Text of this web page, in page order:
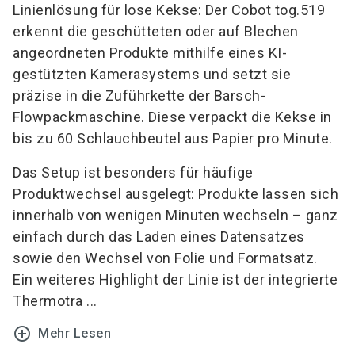
Linienlösung für lose Kekse: Der Cobot tog.519
erkennt die geschütteten oder auf Blechen
angeordneten Produkte mithilfe eines KI-
gestützten Kamerasystems und setzt sie
präzise in die Zuführkette der Barsch-
Flowpackmaschine. Diese verpackt die Kekse in
bis zu 60 Schlauchbeutel aus Papier pro Minute.
Das Setup ist besonders für häufige
Produktwechsel ausgelegt: Produkte lassen sich
innerhalb von wenigen Minuten wechseln – ganz
einfach durch das Laden eines Datensatzes
sowie den Wechsel von Folie und Formatsatz.
Ein weiteres Highlight der Linie ist der integrierte
Thermotra ...
add_circle_outline Mehr Lesen